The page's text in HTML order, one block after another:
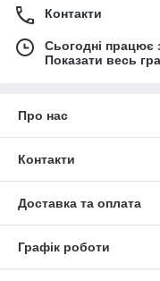
Контакти
Сьогодні працює
Показати весь
Про нас
Контакти
Доставка та оплата
Графік роботи